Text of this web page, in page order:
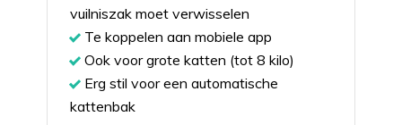
vuilniszak moet verwisselen
Te koppelen aan mobiele app
Ook voor grote katten (tot 8 kilo)
Erg stil voor een automatische
kattenbak